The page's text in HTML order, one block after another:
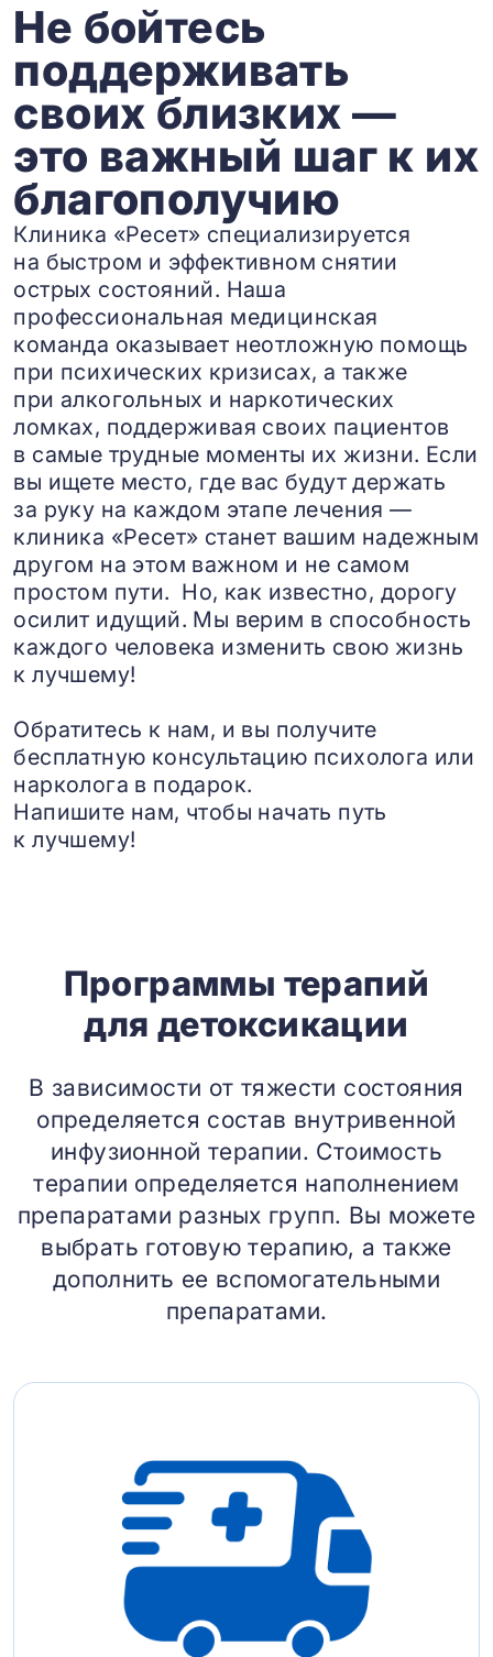
Не бойтесь
поддерживать
своих близких —
это важный шаг к их
благополучию
Клиника «Ресет» специализируется
на быстром и эффективном снятии
острых состояний. Наша
профессиональная медицинская
команда оказывает неотложную помощь
при психических кризисах, а также
при алкогольных и наркотических
ломках, поддерживая своих пациентов
в самые трудные моменты их жизни. Если
вы ищете место, где вас будут держать
за руку на каждом этапе лечения —
клиника «Ресет» станет вашим надежным
другом на этом важном и не самом
простом пути. Но, как известно, дорогу
осилит идущий. Мы верим в способность
каждого человека изменить свою жизнь
к лучшему!
Обратитесь к нам, и вы получите
бесплатную консультацию психолога или
нарколога в подарок.
Напишите нам, чтобы начать путь
к лучшему!
Программы терапий
для детоксикации
В зависимости от тяжести состояния
определяется состав внутривенной
инфузионной терапии. Стоимость
терапии определяется наполнением
препаратами разных групп. Вы можете
выбрать готовую терапию, а также
дополнить ее вспомогательными
препаратами.